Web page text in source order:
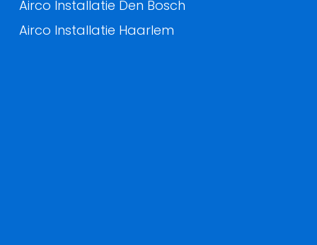
Airco Installatie Den Bosch
Airco Installatie Haarlem